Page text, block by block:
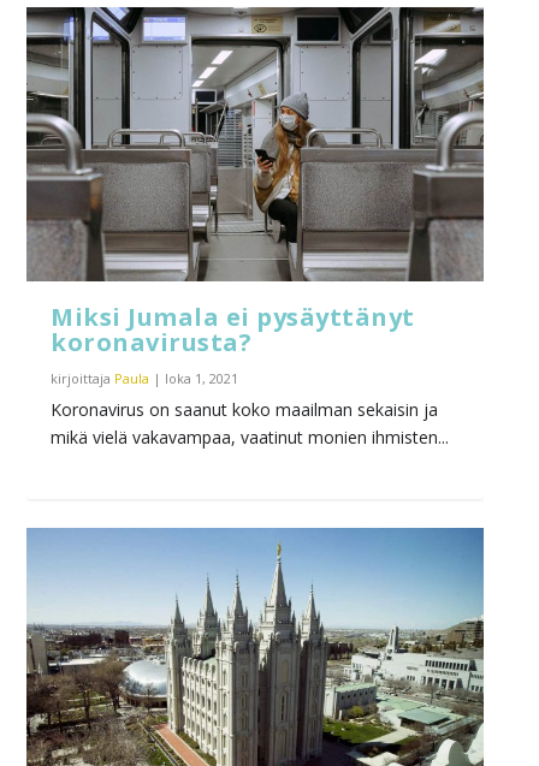
Miksi Jumala ei pysäyttänyt
koronavirusta?
kirjoittaja Paula | loka 1, 2021
Koronavirus on saanut koko maailman sekaisin ja
mikä vielä vakavampaa, vaatinut monien ihmisten...